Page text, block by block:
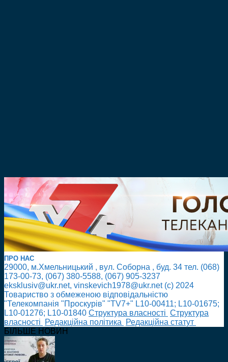
ПРО НАС
29000, м.Хмельницький , вул. Соборна , буд. 34 тел. (068)
173-00-73, (067) 380-5588, (067) 905-3237
eksklusiv@ukr.net, vinskevich1978@ukr.net (с) 2024
Товариство з обмеженою відповідальністю
"Телекомпанія "Проскурів" "TV7+" L10-00411; L10-01675;
L10-01276; L10-01840 Cтруктура власності Cтруктура
власності
Редакційна політика
Редакційна статут
БІЛЬШЕ НОВИН